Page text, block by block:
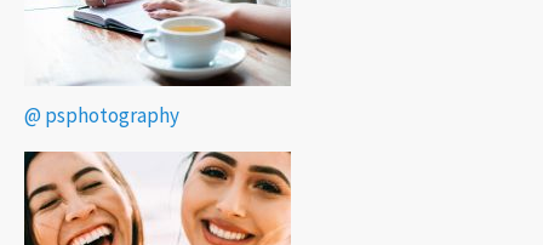
@ psphotography